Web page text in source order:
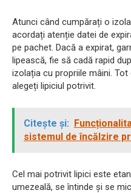
Atunci când cumpărați o
acordați atenție datei de
pe pachet. Dacă a expirat,
lipească, fie să cadă rapid
izolația cu propriile mâini.
alegeți lipiciul potrivit.
Citește și:
sistemul de încălzire
Cel mai potrivit lipici este
umezeală, se întinde și se